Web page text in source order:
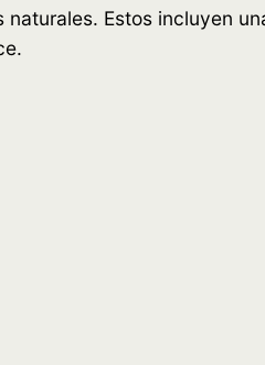
Estos incluyen